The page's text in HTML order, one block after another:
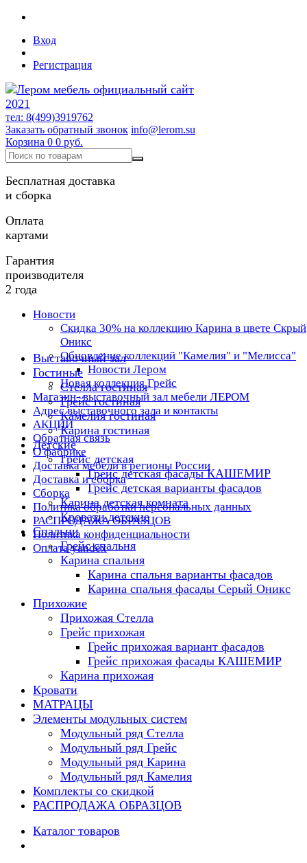
Вход
Регистрация
тел: 8(499)3919762
Заказать обратный звонок info@lerom.su
Корзина 0 0 руб.
Бесплатная доставка
и сборка
Оплата
картами
Гарантия
производителя
2 года
Новости
Скидка 30% на коллекцию Карина в цвете Скрый
Оникс
Обновление коллекций "Камелия" и "Мелисса"
Новости Лером
Новая коллекция Грейс
Магазин- выставочный зал мебели ЛЕРОМ
Адрес выставочного зала и контакты
АКЦИИ
Обратная связь
О фабрике
Доставка мебели в регионы России
Доставка и сборка
Сборка
Политика обработки персональных данных
РАСПРОДАЖА ОБРАЗЦОВ
Политика конфиденциальности
Оплата yandex
Выставочный зал
Гостиные
Стелла гостиная
Грейс гостиная
Камелия гостиная
Карина гостиная
Детские
Грейс детская
Грейс детская фасады КАШЕМИР
Грейс детская варианты фасадов
Карина детская комната
Кровати детские
Спальни
Грейс спальня
Карина спальня
Карина спальня варианты фасадов
Карина спальня фасады Серый Оникс
Прихожие
Прихожая Стелла
Грейс прихожая
Грейс прихожая вариант фасадов
Грейс прихожая фасады КАШЕМИР
Карина прихожая
Кровати
МАТРАЦЫ
Элементы модульных систем
Модульный ряд Стелла
Модульный ряд Грейс
Модульный ряд Карина
Модульный ряд Камелия
Комплекты со скидкой
РАСПРОДАЖА ОБРАЗЦОВ
Каталог товаров